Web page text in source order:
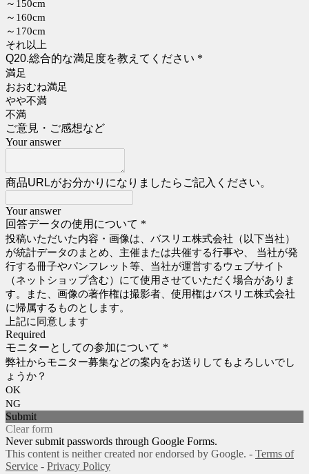
～150cm
～160cm
～170cm
それ以上
Q20.総合的な満足度を教えてください *
満足
おおむね満足
やや不満
不満
ご意見・ご感想など
Your answer
商品URLがお分かりになりましたらご記入ください。
Your answer
回答データの使用について *
投稿いただいた内容・画像は、バスリエ株式会社（以下当社）
が統計データのまとめ、主催または共催する行事や、 当社が発
行する冊子やパンフレット等、当社が運営するウェブサイト
（ネットショップ含む）にて使用させていただく場合がありま
す。また、画像の著作権は撮影者、使用権はバスリエ株式会社
に帰属するものとします。
上記に同意します
Required
モニターとしての参加について *
弊社からモニター募集などの案内をお送りしてもよろしいでし
ょうか？
OK
NG
Submit
Clear form
Never submit passwords through Google Forms.
This content is neither created nor endorsed by Google. - Terms of
Service - Privacy Policy